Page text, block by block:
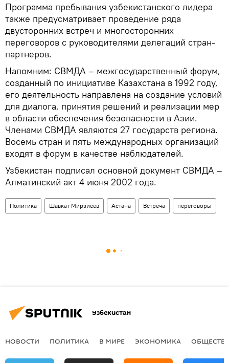
Программа пребывания узбекистанского лидера
также предусматривает проведение ряда
двусторонних встреч и многосторонних
переговоров с руководителями делегаций стран-
партнеров.
Напомним: СВМДА – межгосударственный форум,
созданный по инициативе Казахстана в 1992 году,
его деятельность направлена на создание условий
для диалога, принятия решений и реализации мер
в области обеспечения безопасности в Азии.
Членами СВМДА являются 27 государств региона.
Восемь стран и пять международных организаций
входят в форум в качестве наблюдателей.
Узбекистан подписал основной документ СВМДА –
Алматинский акт 4 июня 2002 года.
Политика Шавкат Мирзиёев Астана Встреча переговоры
Узбекистан
НОВОСТИ ПОЛИТИКА В МИРЕ ЭКОНОМИКА